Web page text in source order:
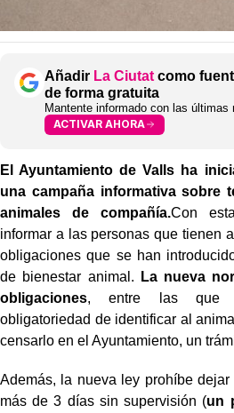
Añadir La Ciutat como
de forma gratuita
Mantente informado con las últimas
ACTIVAR AHORA
El Ayuntamiento de Valls ha
una campaña informativa sobre
animales de compañía.Con
informar a las personas que tienen
obligaciones que se han
de bienestar animal.
La nueva
obligaciones, entre las que
obligatoriedad de identificar al
censarlo en el Ayuntamiento, un
Además, la nueva ley prohíbe
más de 3 días sin supervisión (un